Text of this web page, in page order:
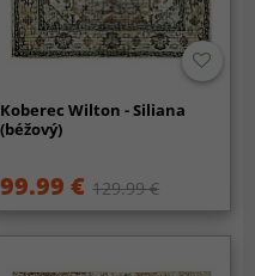
Koberec Wilton - Siliana
(béžový)
99.99 € 129.99 €